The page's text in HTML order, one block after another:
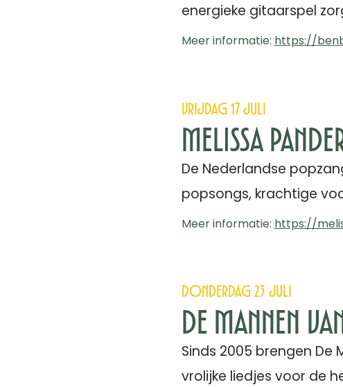
energieke gitaarspel
Meer informatie: https://
Vrijdag 17 juli
Melissa
De Nederlandse
popsongs, krachtige
Meer informatie: https://
Donderdag 23 juli
De Mannen
Sinds 2005 brengen De
vrolijke liedjes voor de